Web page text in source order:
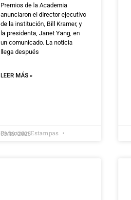
Premios de la Academia
anunciaron el director ejecutivo
de la institución, Bill Kramer, y
la presidenta, Janet Yang, en
un comunicado. La noticia
llega después
LEER MÁS »
Redacción Estampas
03/19/2025